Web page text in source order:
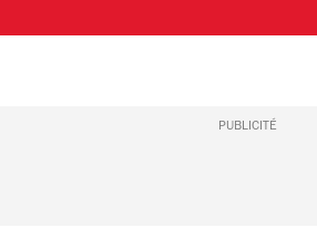
PUBLICITÉ